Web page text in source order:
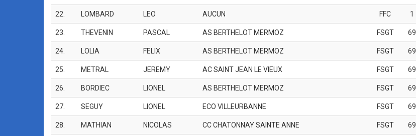
22. LOMBARD LEO AUCUN FFC 1
23. THEVENIN PASCAL AS BERTHELOT MERMOZ FSGT 69
24. LOLIA FELIX AS BERTHELOT MERMOZ FSGT 69
25. METRAL JEREMY AC SAINT JEAN LE VIEUX FSGT 69
26. BORDIEC LIONEL AS BERTHELOT MERMOZ FSGT 69
27. SEGUY LIONEL ECO VILLEURBANNE FSGT 69
28. MATHIAN NICOLAS CC CHATONNAY SAINTE ANNE FSGT 69